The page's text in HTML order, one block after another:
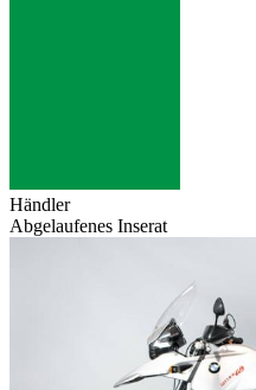
Händler
Abgelaufenes Inserat